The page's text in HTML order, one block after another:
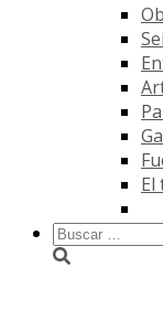
El
Buscar: